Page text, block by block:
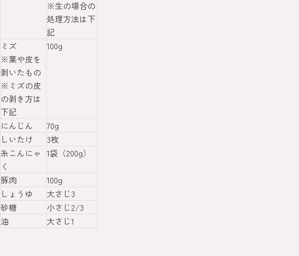
※生の場合の
処理方法は下
記
ミズ
※葉や皮を
剥いたもの
※ミズの皮
の剥き方は
下記
100g
にんじん
70g
しいたけ
3枚
糸こんにゃ
く
1袋（200g）
豚肉
100g
しょうゆ
大さじ3
砂糖
小さじ2/3
油
大さじ1